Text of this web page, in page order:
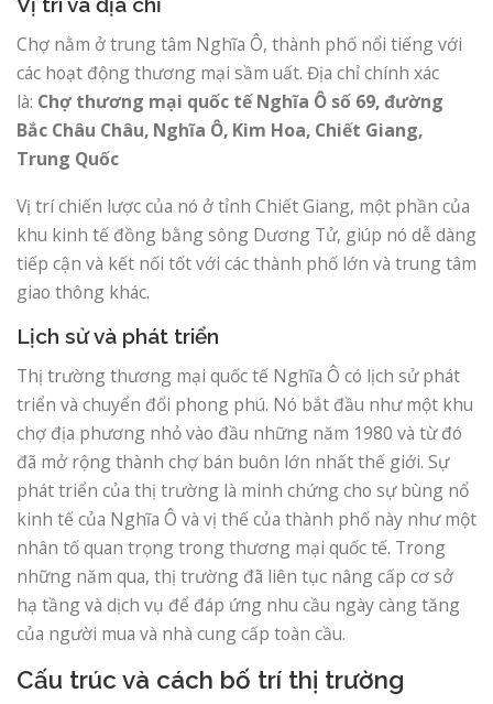
Chợ nằm ở trung tâm Nghĩa Ô, thành phố nổi tiếng với
các hoạt động thương mại sầm uất. Địa chỉ chính xác
là: Chợ thương mại quốc tế Nghĩa Ô số 69, đường
Bắc Châu Châu, Nghĩa Ô, Kim Hoa, Chiết Giang,
Trung Quốc
Vị trí chiến lược của nó ở tỉnh Chiết Giang, một phần của
khu kinh tế đồng bằng sông Dương Tử, giúp nó dễ dàng
tiếp cận và kết nối tốt với các thành phố lớn và trung tâm
giao thông khác.
Lịch sử và phát triển
Thị trường thương mại quốc tế Nghĩa Ô có lịch sử phát
triển và chuyển đổi phong phú. Nó bắt đầu như một khu
chợ địa phương nhỏ vào đầu những năm 1980 và từ đó
đã mở rộng thành chợ bán buôn lớn nhất thế giới. Sự
phát triển của thị trường là minh chứng cho sự bùng nổ
kinh tế của Nghĩa Ô và vị thế của thành phố này như một
nhân tố quan trọng trong thương mại quốc tế. Trong
những năm qua, thị trường đã liên tục nâng cấp cơ sở
hạ tầng và dịch vụ để đáp ứng nhu cầu ngày càng tăng
của người mua và nhà cung cấp toàn cầu.
Cấu trúc và cách bố trí thị trường